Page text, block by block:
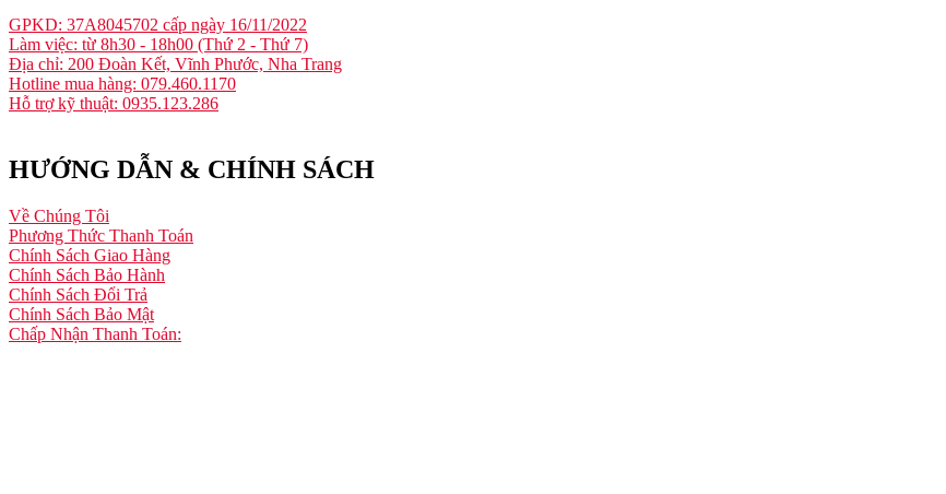
GPKD: 37A8045702 cấp ngày 16/11/2022
Làm việc: từ 8h30 - 18h00 (Thứ 2 - Thứ 7)
Địa chỉ: 200 Đoàn Kết, Vĩnh Phước, Nha Trang
Hotline mua hàng: 079.460.1170
Hỗ trợ kỹ thuật: 0935.123.286
HƯỚNG DẪN & CHÍNH SÁCH
Về Chúng Tôi
Phương Thức Thanh Toán
Chính Sách Giao Hàng
Chính Sách Bảo Hành
Chính Sách Đổi Trả
Chính Sách Bảo Mật
Chấp Nhận Thanh Toán: